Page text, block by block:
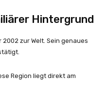
Hintergrund
zur Welt. Sein genaues
Region liegt direkt am